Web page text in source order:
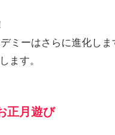
ミーはさらに進化しま
ます。
正月遊び